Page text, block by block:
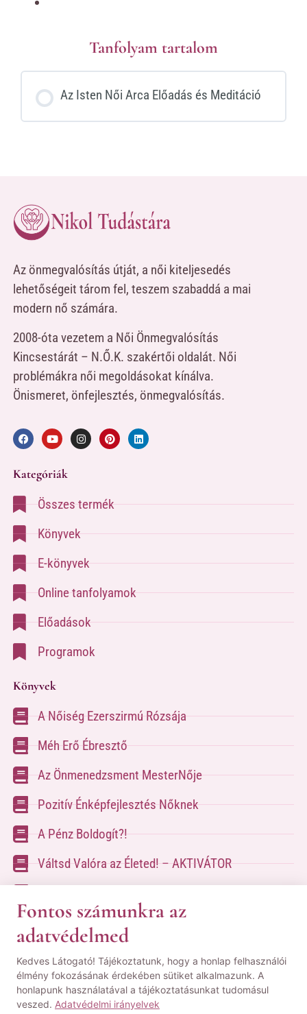
Tanfolyam tartalom
Az Isten Női Arca Előadás és Meditáció
Az önmegvalósítás útját, a női kiteljesedés
lehetőségeit tárom fel, teszem szabaddá a mai
modern nő számára.
2008-óta vezetem a Női Önmegvalósítás
Kincsestárát – N.Ő.K. szakértői oldalát. Női
problémákra női megoldásokat kínálva.
Önismeret, önfejlesztés, önmegvalósítás.
Kategóriák
Összes termék
Könyvek
E-könyvek
Online tanfolyamok
Előadások
Programok
Könyvek
A Nőiség Ezerszirmú Rózsája
Méh Erő Ébresztő
Az Önmenedzsment MesterNője
Pozitív Énképfejlesztés Nőknek
A Pénz Boldogít?!
Váltsd Valóra az Életed! – AKTIVÁTOR
A kapcsolatfelvételhez kérlek tölsd ki az űrlapot
aKapcsolat oldalon
© Minden jog fenntartva! | Pozsgai Nikoletta Tudástára.
Fontos számunkra az
adatvédelmed
Kedves Látogató! Tájékoztatunk, hogy a honlap felhasználói
élmény fokozásának érdekében sütiket alkalmazunk. A
honlapunk használatával a tájékoztatásunkat tudomásul
veszed. Adatvédelmi irányelvek